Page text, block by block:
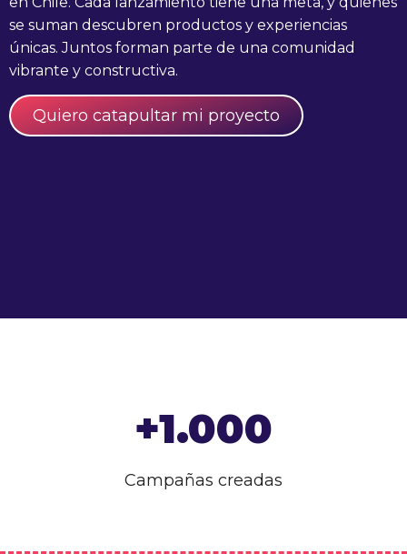
se suman descubren productos y experiencias
únicas. Juntos forman parte de una comunidad
vibrante y constructiva.
Quiero catapultar mi proyecto
+1.000
Campañas creadas